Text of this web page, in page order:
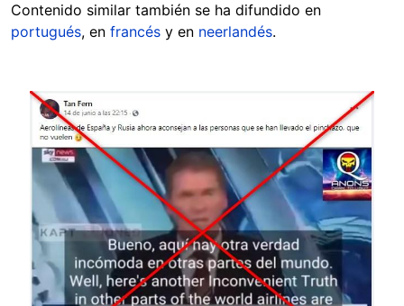
Contenido similar también se ha difundido en
portugués, en francés y en neerlandés.
Image